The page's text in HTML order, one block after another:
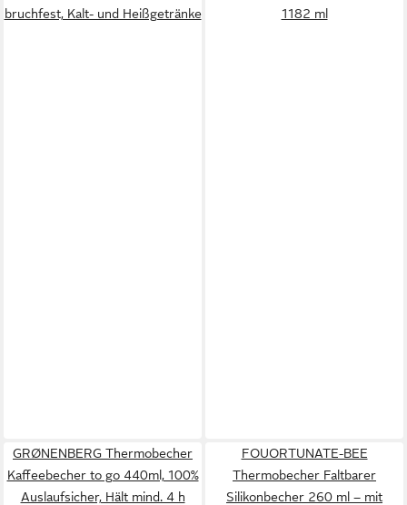
bruchfest, Kalt- und Heißgetränke
1182 ml
GRØNENBERG Thermobecher
Kaffeebecher to go 440ml, 100%
Auslaufsicher, Hält mind. 4 h
FOUORTUNATE-BEE
Thermobecher Faltbarer
Silikonbecher 260 ml – mit